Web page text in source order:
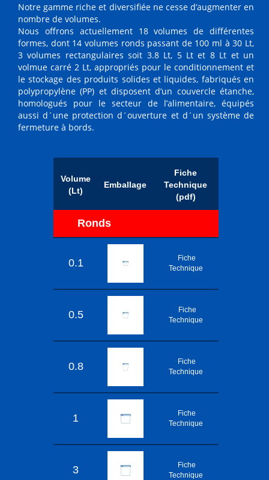
Notre gamme riche et diversifiée ne cesse d’augmenter en
nombre de volumes.
Nous offrons actuellement 18 volumes de différentes
formes, dont 14 volumes ronds passant de 100 ml à 30 Lt,
3 volumes rectangulaires soit 3.8 Lt, 5 Lt et 8 Lt et un
volmue carré 2 Lt, appropriés pour le conditionnement et
le stockage des produits solides et liquides, fabriqués en
polypropylène (PP) et disposent d’un couvercle étanche,
homologués pour le secteur de l’alimentaire, équipés
aussi d´une protection d´ouverture et d´un système de
fermeture à bords.
Volume
(Lt)
Emballage
Fiche
Technique
(pdf)
Ronds
0.1
Fiche
Technique
0.5
Fiche
Technique
0.8
Fiche
Technique
1
Fiche
Technique
3
Fiche
Technique